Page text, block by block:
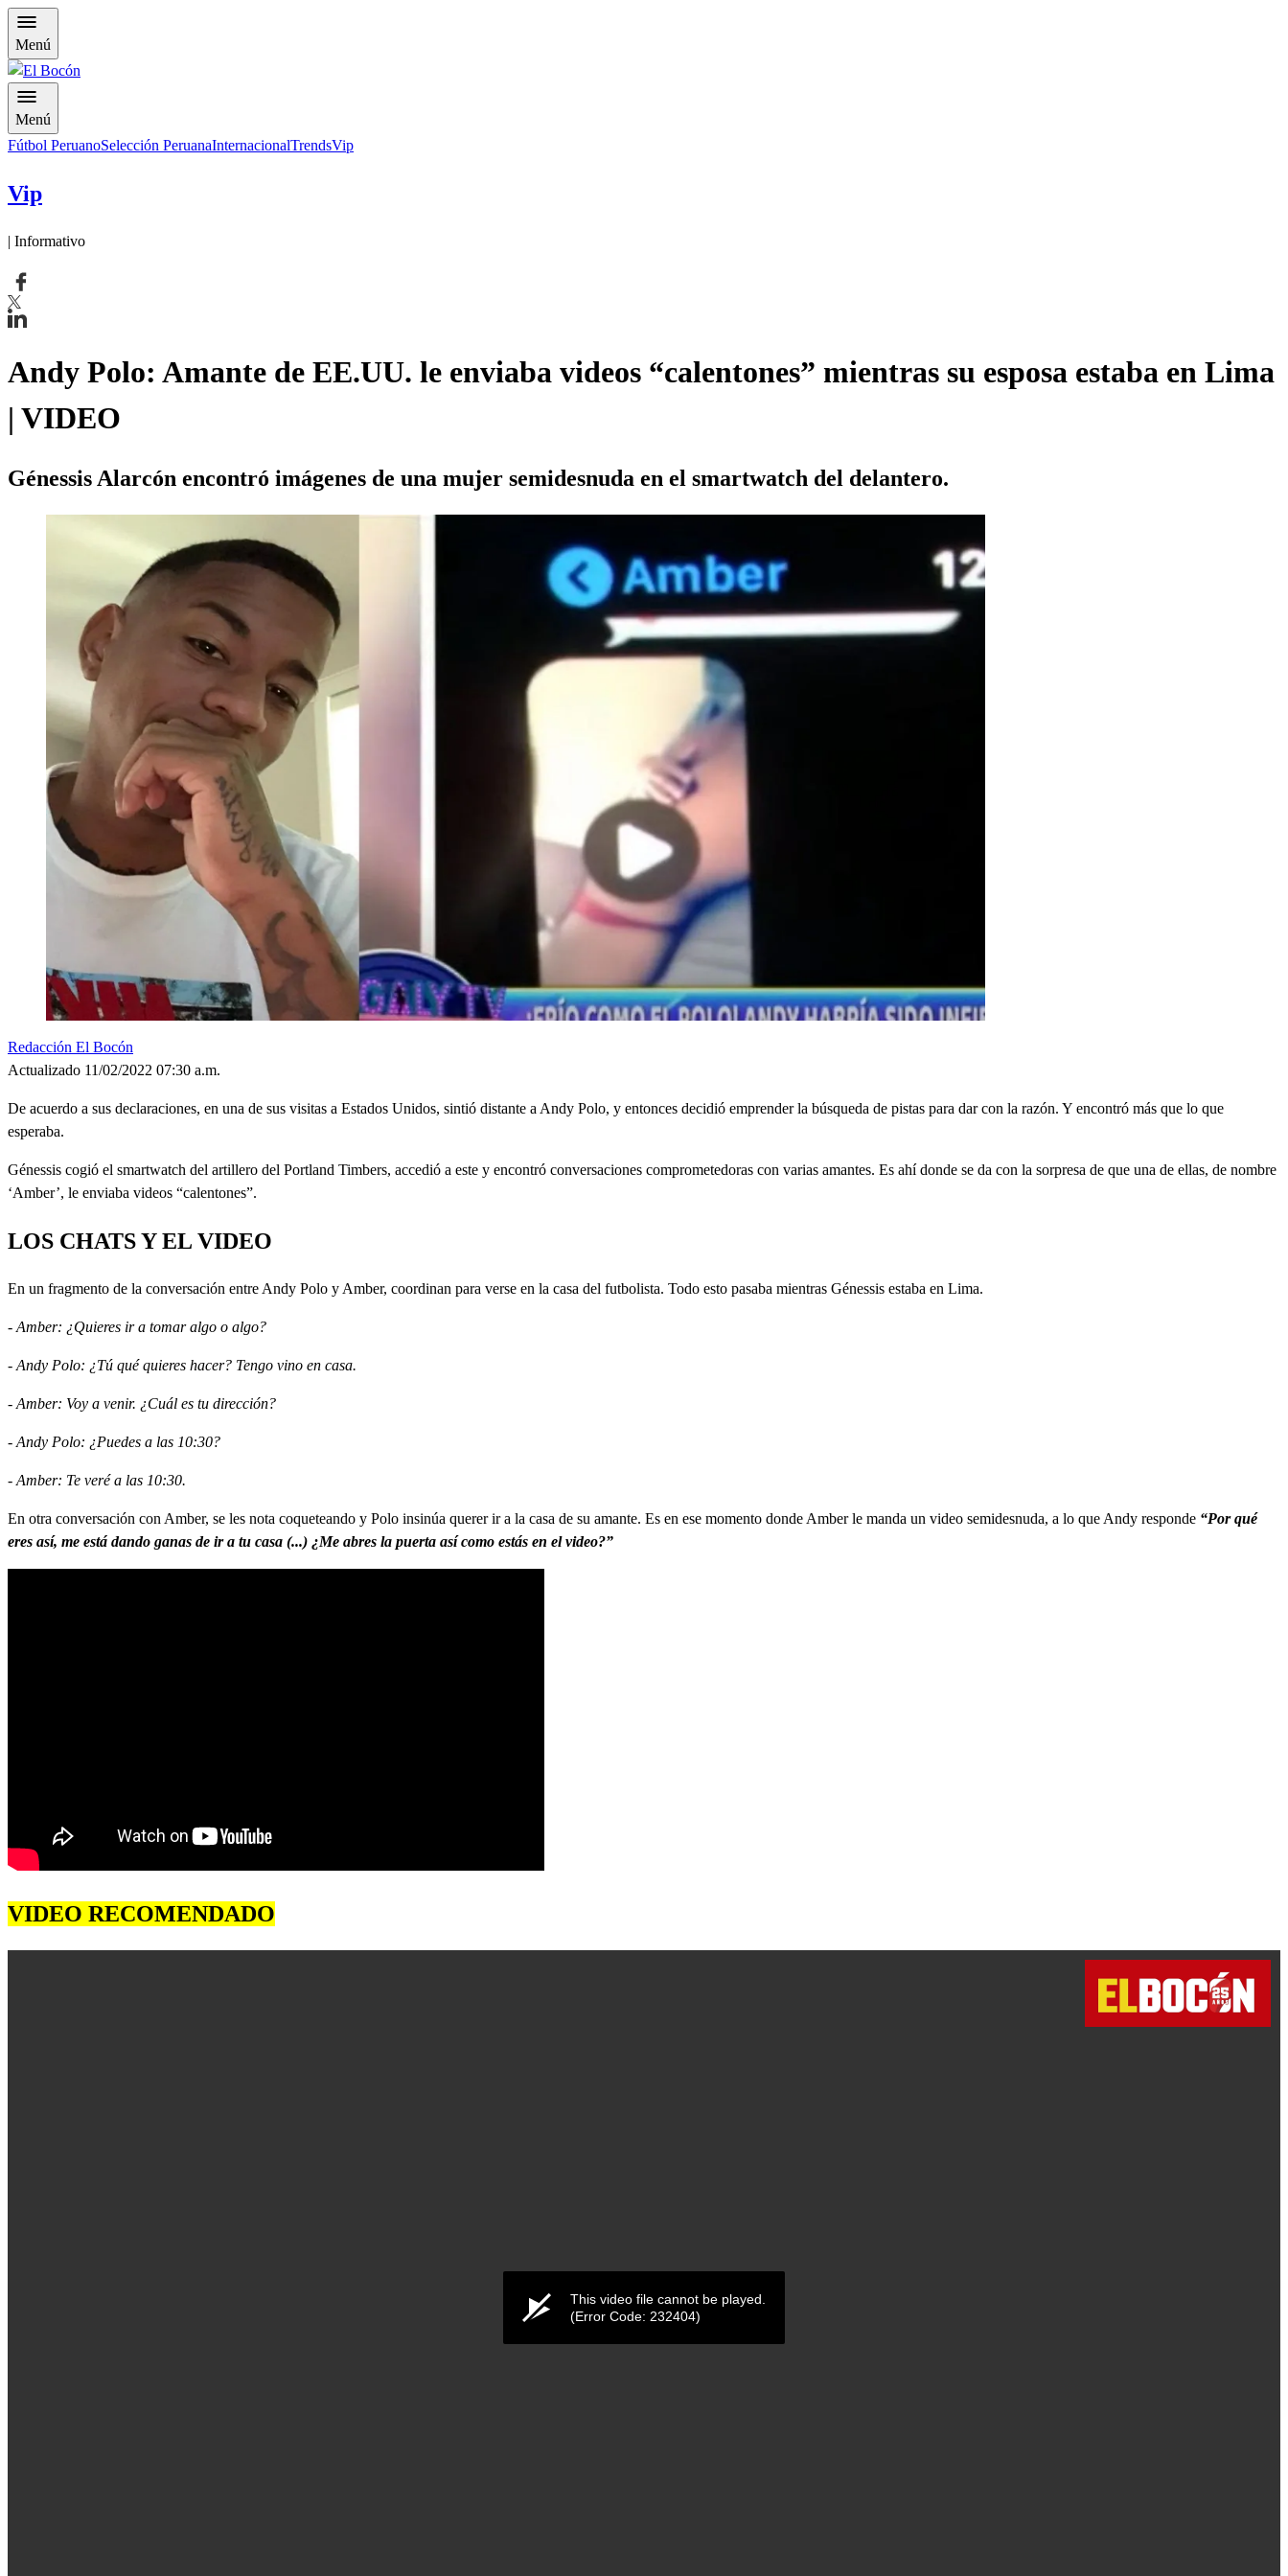
Menú
Menú
Fútbol PeruanoSelección PeruanaInternacionalTrendsVip
Vip
| Informativo
Andy Polo: Amante de EE.UU. le enviaba videos “calentones” mientras su esposa estaba en Lima
| VIDEO
Génessis Alarcón encontró imágenes de una mujer semidesnuda en el smartwatch del delantero.
Redacción El Bocón
Actualizado 11/02/2022 07:30 a.m.
De acuerdo a sus declaraciones, en una de sus visitas a Estados Unidos, sintió distante a Andy Polo, y entonces decidió emprender la búsqueda de pistas para dar con la razón. Y encontró más que lo que
esperaba.
Génessis cogió el smartwatch del artillero del Portland Timbers, accedió a este y encontró conversaciones comprometedoras con varias amantes. Es ahí donde se da con la sorpresa de que una de ellas, de nombre
‘Amber’, le enviaba videos “calentones”.
LOS CHATS Y EL VIDEO
En un fragmento de la conversación entre Andy Polo y Amber, coordinan para verse en la casa del futbolista. Todo esto pasaba mientras Génessis estaba en Lima.
- Amber: ¿Quieres ir a tomar algo o algo?
- Andy Polo: ¿Tú qué quieres hacer? Tengo vino en casa.
- Amber: Voy a venir. ¿Cuál es tu dirección?
- Andy Polo: ¿Puedes a las 10:30?
- Amber: Te veré a las 10:30.
En otra conversación con Amber, se les nota coqueteando y Polo insinúa querer ir a la casa de su amante. Es en ese momento donde Amber le manda un video semidesnuda, a lo que Andy responde “Por qué
eres así, me está dando ganas de ir a tu casa (...) ¿Me abres la puerta así como estás en el video?”
VIDEO RECOMENDADO
This video file cannot be played.
(Error Code: 232404)